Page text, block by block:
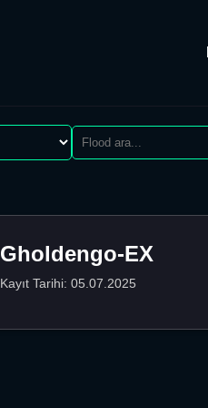
Gholdengo-EX
Kayıt Tarihi: 05.07.2025